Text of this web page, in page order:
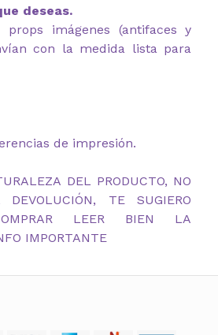
deseas.
imágenes (antifaces y
con la medida lista para
de impresión.
DEL PRODUCTO, NO
TE SUGIERO
LEER BIEN LA
IMPORTANTE